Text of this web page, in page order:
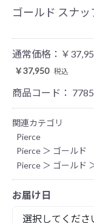
ゴールド スナッ
通常価格： ￥
￥37,950 税込
商品コード：
関連カテゴリ
Pierce
Pierce ＞ ゴールド
Pierce ＞ ゴールド
お届け日